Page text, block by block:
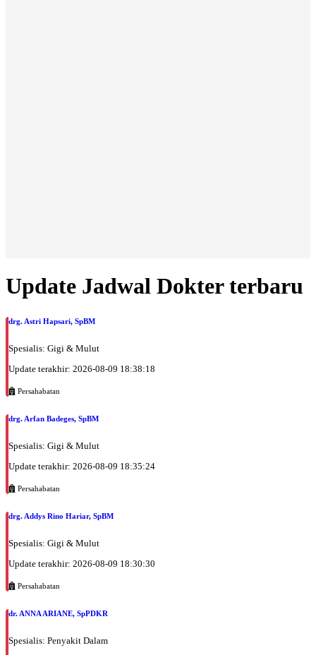
Update Jadwal Dokter terbaru
drg. Astri Hapsari, SpBM
Spesialis: Gigi & Mulut
Update terakhir: 2026-08-09 18:38:18
Persahabatan
drg. Arfan Badeges, SpBM
Spesialis: Gigi & Mulut
Update terakhir: 2026-08-09 18:35:24
Persahabatan
drg. Addys Rino Hariar, SpBM
Spesialis: Gigi & Mulut
Update terakhir: 2026-08-09 18:30:30
Persahabatan
dr. ANNA ARIANE, SpPDKR
Spesialis: Penyakit Dalam